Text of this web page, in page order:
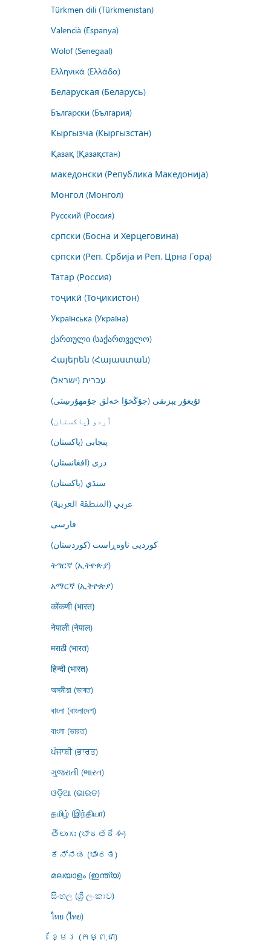
Türkmen dili (Türkmenistan)
Valencià (Espanya)
Wolof (Senegaal)
Ελληνικά (Ελλάδα)
Беларуская (Беларусь)
Български (България)
Кыргызча (Кыргызстан)
Қазақ (Қазақстан)
македонски (Република Македонија)
Монгол (Монгол)
Русский (Россия)
српски (Босна и Херцеговина)
српски (Реп. Србија и Реп. Црна Гора)
Татар (Россия)
тоҷикӣ (Тоҷикистон)
Українська (Україна)
ქართული (საქართველო)
Հայերեն (Հայաստան)
עברית (ישראל)
ئۇيغۇر يېزىقى (جۇڭخۇا خەلق جۇمھۇرىيىتى)
اُردو (پاکستان)
پنجابی (پاکستان)
درى (افغانستان)
سنڌي (پاکستان)
عربي (المنطقة العربية)
فارسى
کوردیی ناوەڕاست (کوردستان)
ትግርኛ (ኢትዮጵያ)
አማርኛ (ኢትዮጵያ)
कोंकणी (भारत)
नेपाली (नेपाल)
मराठी (भारत)
हिन्दी (भारत)
অসমীয়া (ভাৰত)
বাংলা (বাংলাদেশ)
বাংলা (ভারত)
ਪੰਜਾਬੀ (ਭਾਰਤ)
ગુજરાતી (ભારત)
ଓଡ଼ିଆ (ଭାରତ)
தமிழ் (இந்தியா)
తెలుగు (భారతదేశం)
ಕನ್ನಡ (ಭಾರತ)
മലയാളം (ഇന്ത്യ)
සිංහල (ශ්‍රී ලංකාව)
ไทย (ไทย)
ខ្មែរ (កម្ពុជា)